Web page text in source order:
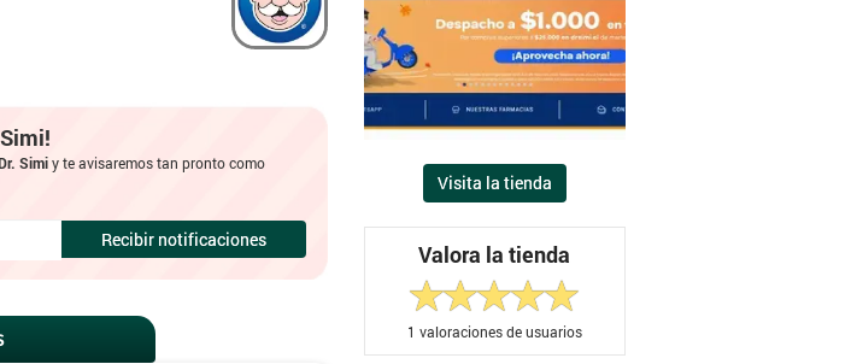
Simiy te avisaremos tan pronto como
Recibir notificaciones
Visita la tienda
Valora la tienda
1 valoraciones de usuarios